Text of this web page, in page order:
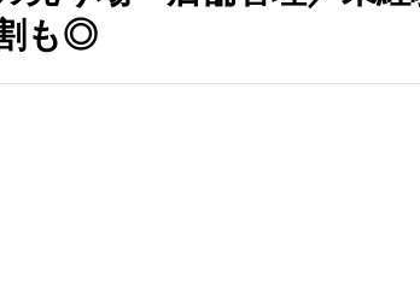
も◎